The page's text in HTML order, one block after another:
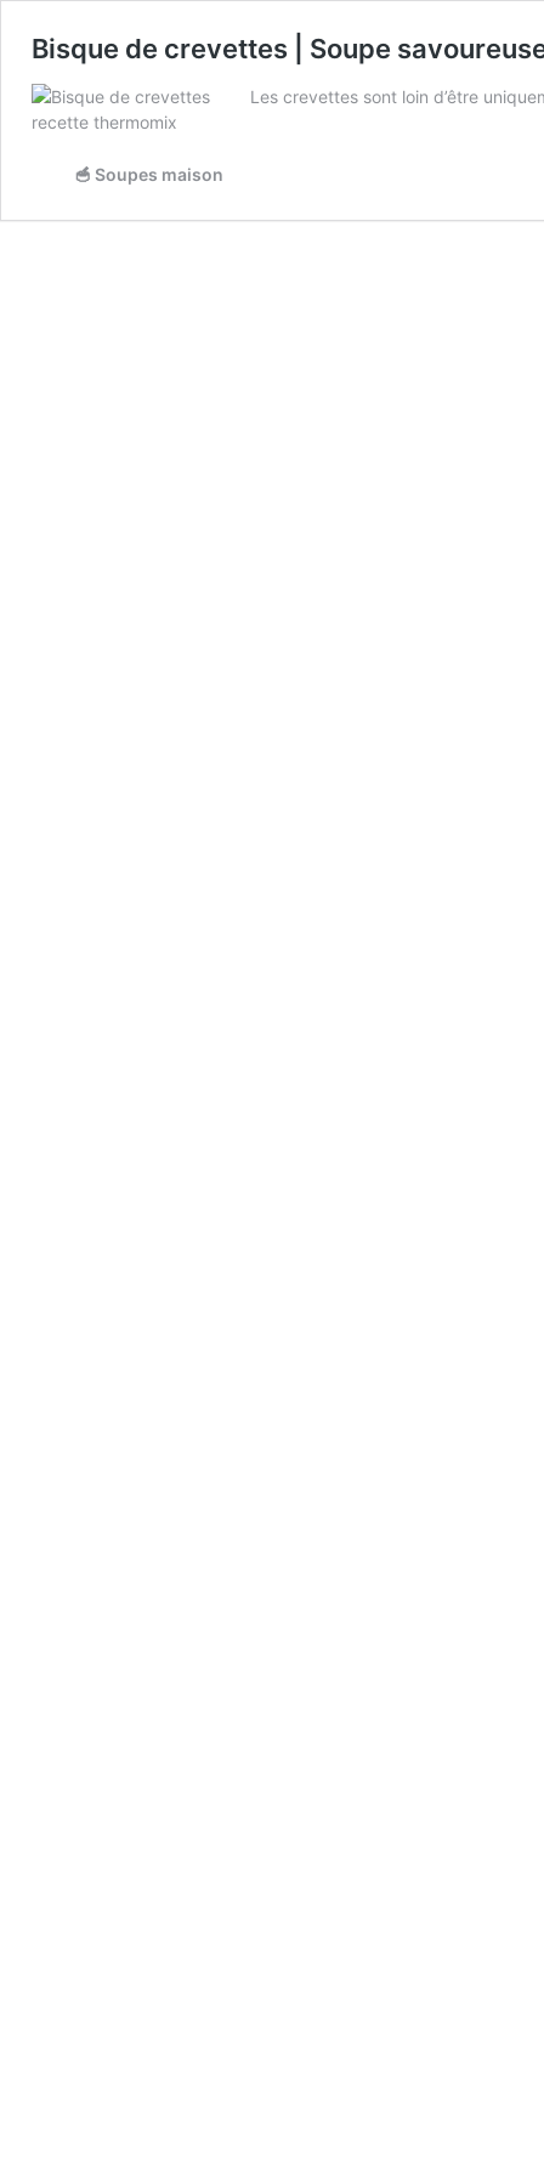
Bisque de crevettes | Soupe
Les crevettes sont loin d’être
🥣 Soupes maison